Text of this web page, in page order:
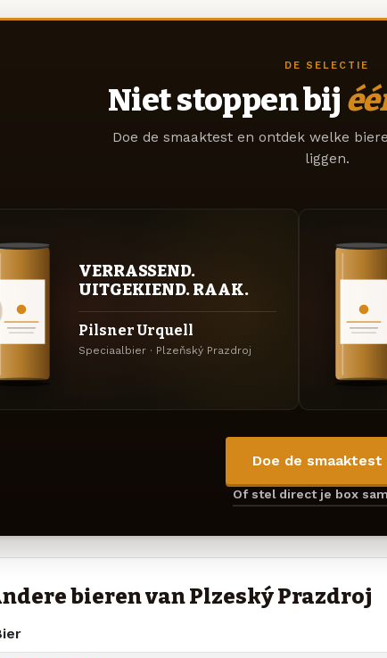
DE SELECTIE
Niet stoppen bij
Doe de smaaktest en ontdek welke
liggen.
VERRASSEND.
UITGEKIEND. RAAK.
Pilsner Urquell
Speciaalbier · Plzeňský Prazdroj
Doe de
Of stel direct je box
bieren van Plzeňský Prazdroj